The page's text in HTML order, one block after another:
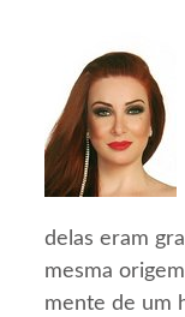
delas eram
mesma
mente de um